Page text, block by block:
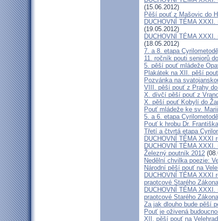
(15.06.2012)
Pěší pouť z Mašovic do
DUCHOVNÍ TÉMA
(19.05.2012)
DUCHOVNÍ TÉMA
(18.05.2012)
7. a 8. etapa
11. ročník pouti seniorů
5. pěší pouť mládeže
Plakátek na XII. pěší
Pozvánka na
VIII. pěší pouť z Prahy
X. dívčí pěší pouť z
X. pěší pouť Kobylí do
Pouť mládeže ke sv.
5. a 6. etapa
Pouť k hrobu Dr.
Třetí a čtvrtá etapa
DUCHOVNÍ TÉMA XXXI
DUCHOVNÍ TÉMA
Železný poutník 2012
Nedělní chvilka poezie:
Národní pěší pouť na
DUCHOVNÍ TÉMA XXXI
praotcové Starého Zákona
DUCHOVNÍ TÉMA
praotcové Starého Zákona
Za jak dlouho bude pěší
Pouť je oživená
XII. pěší pouť na